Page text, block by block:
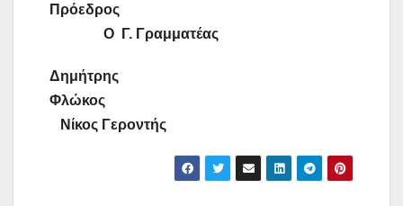
Πρόεδρος
Ο Γ. Γραμματέας
Δημήτρης
Φλώκος
Νίκος Γεροντής